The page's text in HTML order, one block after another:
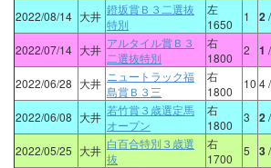
2022/08/14 大井 鐙坂賞Ｂ３二選抜
特別
左
1650
1 2
2022/07/14 大井 アルタイル賞Ｂ３
二選抜特別
右
1800
2 1
2022/06/28 大井 ニュートラック福
島賞Ｂ３三
右
1800
10 4
2022/06/08 大井 若竹賞３歳選定馬
オープン
右
1800
3 2
2022/05/25 大井 白百合特別３歳選
抜
右
1700
5 3